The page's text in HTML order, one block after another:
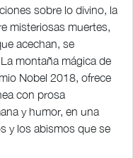
sobre lo divino, la
misteriosas muertes,
acechan, se
montaña mágica de
Nobel 2018, ofrece
con prosa
y humor, en una
y los abismos que se